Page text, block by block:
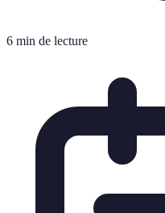
6 min de lecture